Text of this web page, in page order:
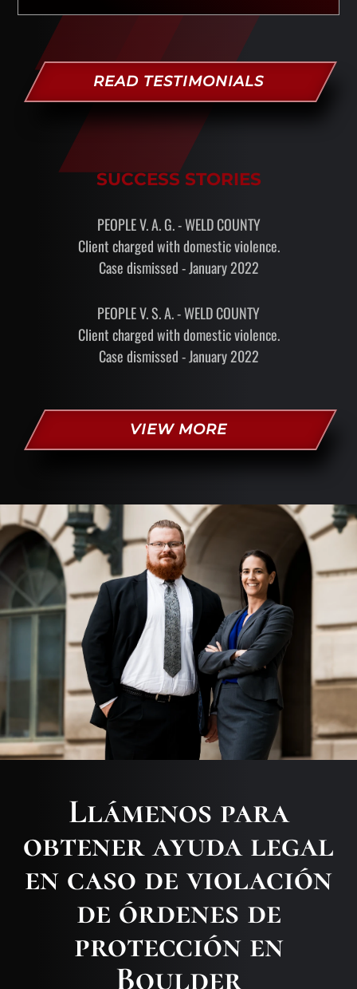
READ TESTIMONIALS
SUCCESS STORIES
PEOPLE V. A. G. - WELD COUNTY
Client charged with domestic violence.
Case dismissed - January 2022
PEOPLE V. S. A. - WELD COUNTY
Client charged with domestic violence.
Case dismissed - January 2022
VIEW MORE
Llámenos para
obtener ayuda legal
en caso de violación
de órdenes de
protección en
Boulder